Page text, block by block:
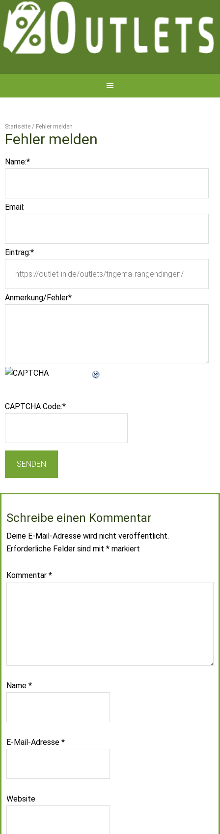
Startseite / Fehler melden
Fehler melden
Name:*
Email:
Eintrag:*
Anmerkung/Fehler*
CAPTCHA Code:*
Schreibe einen Kommentar
Deine E-Mail-Adresse wird nicht veröffentlicht.
Erforderliche Felder sind mit * markiert
Kommentar *
Name *
E-Mail-Adresse *
Website